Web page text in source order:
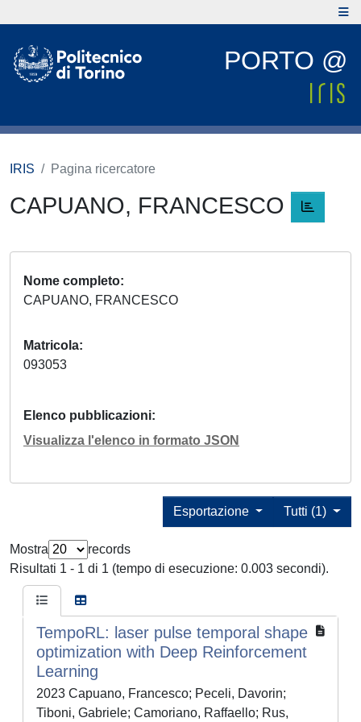
PORTO @
IRIS Pagina ricercatore
CAPUANO, FRANCESCO
Nome completo
CAPUANO, FRANCESCO
Matricola
093053
Elenco pubblicazioni
Visualizza l'elenco in formato JSON
Tutti (1)
Esportazione
Mostra
records
Risultati 1 - 1 di 1 (tempo di esecuzione: 0.003 secondi).
TempoRL: laser pulse temporal shape
optimization with Deep Reinforcement
Learning
2023 Capuano, Francesco; Peceli, Davorin;
Tiboni, Gabriele; Camoriano, Raffaello; Rus,